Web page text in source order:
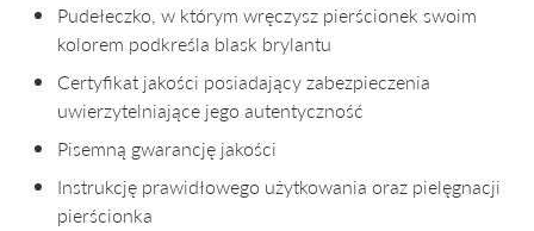
Pudełeczko, w którym wręczysz pierścionek swoim
kolorem podkreśla blask brylantu
Certyfikat jakości posiadający zabezpieczenia
uwierzytelniające jego autentyczność
Pisemną gwarancję jakości
Instrukcję prawidłowego użytkowania oraz pielęgnacji
pierścionka